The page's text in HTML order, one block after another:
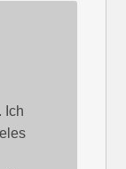
Ich